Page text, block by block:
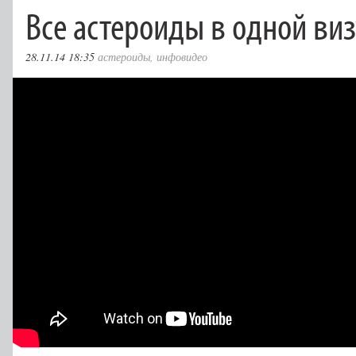
Все астероиды в одной
28.11.14 18:35 астероиды, инфовидео